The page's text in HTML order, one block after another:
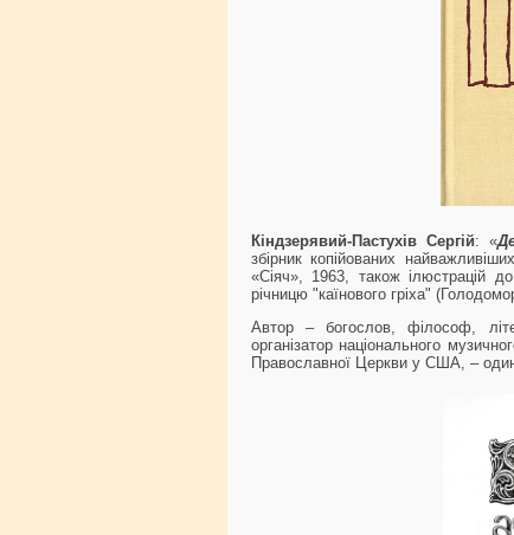
Кіндзерявий-Пастухів Сергій: «
збірник копійованих
«Сіяч», 1963, також ілюстрацій
річницю "каїнового гріха"
Автор – богослов, філософ,
організатор національного
Православної Церкви у США, – один